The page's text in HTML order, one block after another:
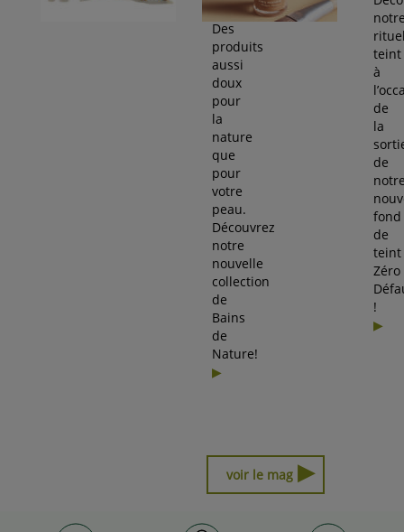
Des
produits
aussi
doux
pour
la
nature
que
pour
votre
peau.
Découvrez
notre
nouvelle
collection
de
Bains
de
Nature!
teint
à
de
la
de
fond
de
teint
Zéro
!
voir le mag ▶